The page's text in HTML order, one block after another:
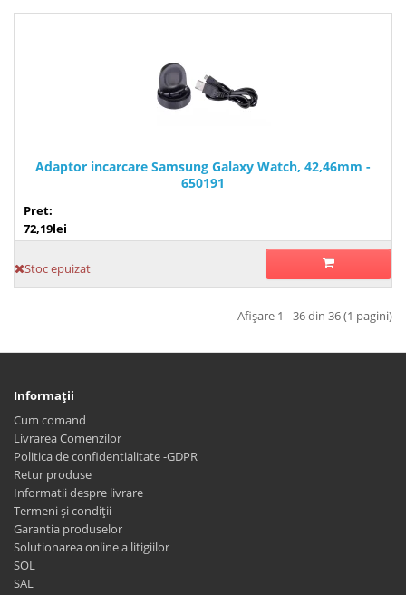
Adaptor incarcare Samsung Galaxy Watch, 42,46mm -
650191
Pret:
72,19lei
Stoc epuizat
Afişare 1 - 36 din 36 (1 pagini)
Informaţii
Cum comand
Livrarea Comenzilor
Politica de confidentialitate -GDPR
Retur produse
Informatii despre livrare
Termeni și condiții
Garantia produselor
Solutionarea online a litigiilor
SOL
SAL